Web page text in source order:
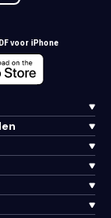
voor iPhone